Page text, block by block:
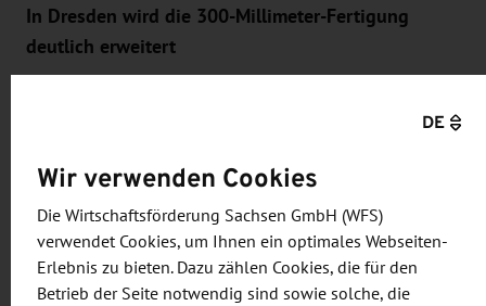
In Dresden wird die 300-Millimeter-Fertigung
deutlich erweitert
die Mikroelektronik auch neue Innovationsfelder.
„Innovationsführerschaft beginnt mit den kleinsten
Teilen der Elektronik – den Chips“, sagte Hartung.
Zu den neuen Innovationsfeldern von Bosch
gehören beispielsweise sogenannte Systems-on-
Chip. Damit will das Technologieunternehmen zum
DE
Wir verwenden Cookies
Die Wirtschaftsförderung Sachsen GmbH (WFS)
verwendet Cookies, um Ihnen ein optimales Webseiten-
Erlebnis zu bieten. Dazu zählen Cookies, die für den
Betrieb der Seite notwendig sind sowie solche, die